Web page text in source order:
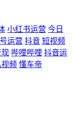
小红书运营 今日
运营 抖音 短视频
现 哔哩哔哩 抖音运
频 懂车帝